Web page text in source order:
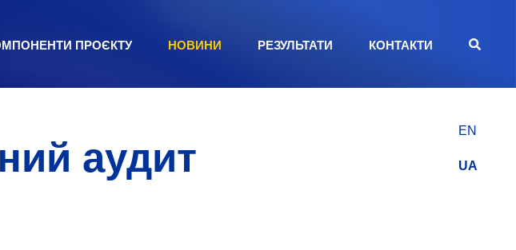
ПРОЄКТУ НОВИНИ РЕЗУЛЬТАТИ КОНТАКТИ
EN
UA
аудит